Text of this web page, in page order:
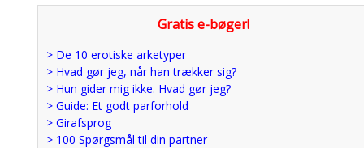
Gratis e-bøger!
> De 10 erotiske arketyper
> Hvad gør jeg, når han trækker sig?
> Hun gider mig ikke. Hvad gør jeg?
> Guide: Et godt parforhold
> Girafsprog
> 100 Spørgsmål til din partner